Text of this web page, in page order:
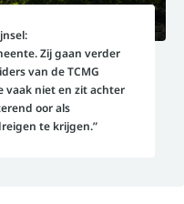
Zij gaan verder
van de TCMG
vaak niet en zit achter
oor als
te krijgen.”